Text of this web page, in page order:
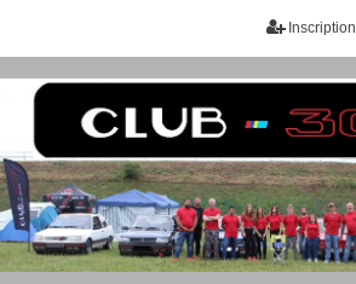
Inscription